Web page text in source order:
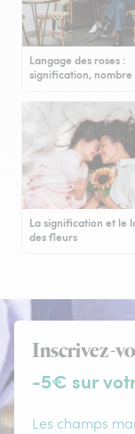
Langage des roses :
signification,
La signification et le
des fleurs
Inscrivez-
-5€ sur
Les champs